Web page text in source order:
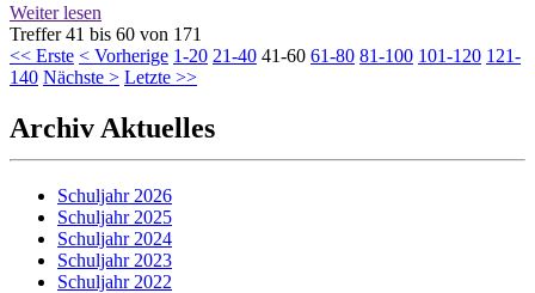
Weiter lesen
Treffer 41 bis 60 von 171
<< Erste < Vorherige 1-20 21-40 41-60 61-80 81-100 101-120 121-
140 Nächste > Letzte >>
Archiv Aktuelles
Schuljahr 2026
Schuljahr 2025
Schuljahr 2024
Schuljahr 2023
Schuljahr 2022